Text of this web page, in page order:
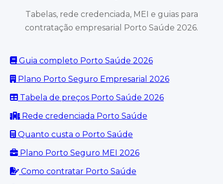
Tabelas, rede credenciada, MEI e guias para
contratação empresarial Porto Saúde 2026.
Guia completo Porto Saúde 2026
Plano Porto Seguro Empresarial 2026
Tabela de preços Porto Saúde 2026
Rede credenciada Porto Saúde
Quanto custa o Porto Saúde
Plano Porto Seguro MEI 2026
Como contratar Porto Saúde